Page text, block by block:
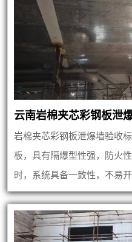
云南岩棉夹芯彩钢板泄
岩棉夹芯彩钢板泄爆墙验收
板，具有隔爆型性强，防火
时，系统具备一致性，不易